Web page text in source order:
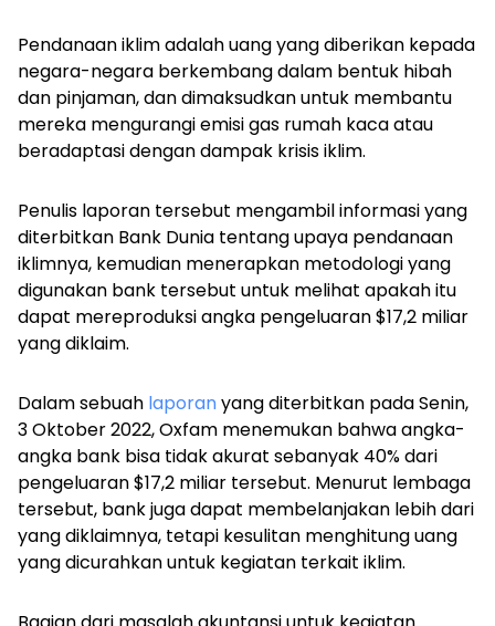
Pendanaan iklim adalah uang yang diberikan kepada
negara-negara berkembang dalam bentuk hibah
dan pinjaman, dan dimaksudkan untuk membantu
mereka mengurangi emisi gas rumah kaca atau
beradaptasi dengan dampak krisis iklim.
Penulis laporan tersebut mengambil informasi yang
diterbitkan Bank Dunia tentang upaya pendanaan
iklimnya, kemudian menerapkan metodologi yang
digunakan bank tersebut untuk melihat apakah itu
dapat mereproduksi angka pengeluaran $17,2 miliar
yang diklaim.
Dalam sebuah laporanyang diterbitkan pada Senin,
3 Oktober 2022, Oxfam menemukan bahwa angka-
angka bank bisa tidak akurat sebanyak 40% dari
pengeluaran $17,2 miliar tersebut. Menurut lembaga
tersebut, bank juga dapat membelanjakan lebih dari
yang diklaimnya, tetapi kesulitan menghitung uang
yang dicurahkan untuk kegiatan terkait iklim.